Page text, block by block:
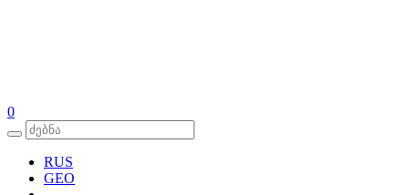
0
RUS
GEO